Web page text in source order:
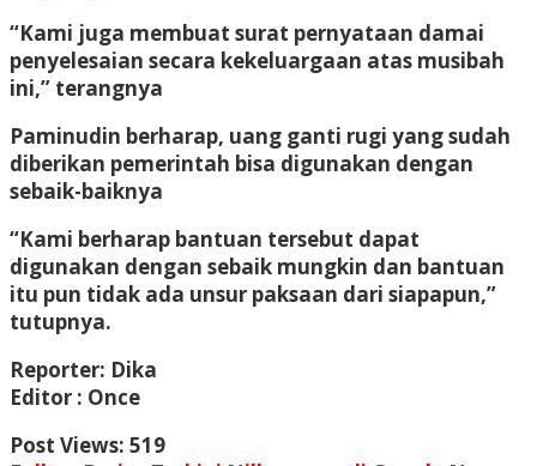
“Kami juga membuat surat pernyataan damai
penyelesaian secara kekeluargaan atas musibah
ini,” terangnya
Paminudin berharap, uang ganti rugi yang sudah
diberikan pemerintah bisa digunakan dengan
sebaik-baiknya
“Kami berharap bantuan tersebut dapat
digunakan dengan sebaik mungkin dan bantuan
itu pun tidak ada unsur paksaan dari siapapun,”
tutupnya.
Reporter: Dika
Editor : Once
Post Views: 519